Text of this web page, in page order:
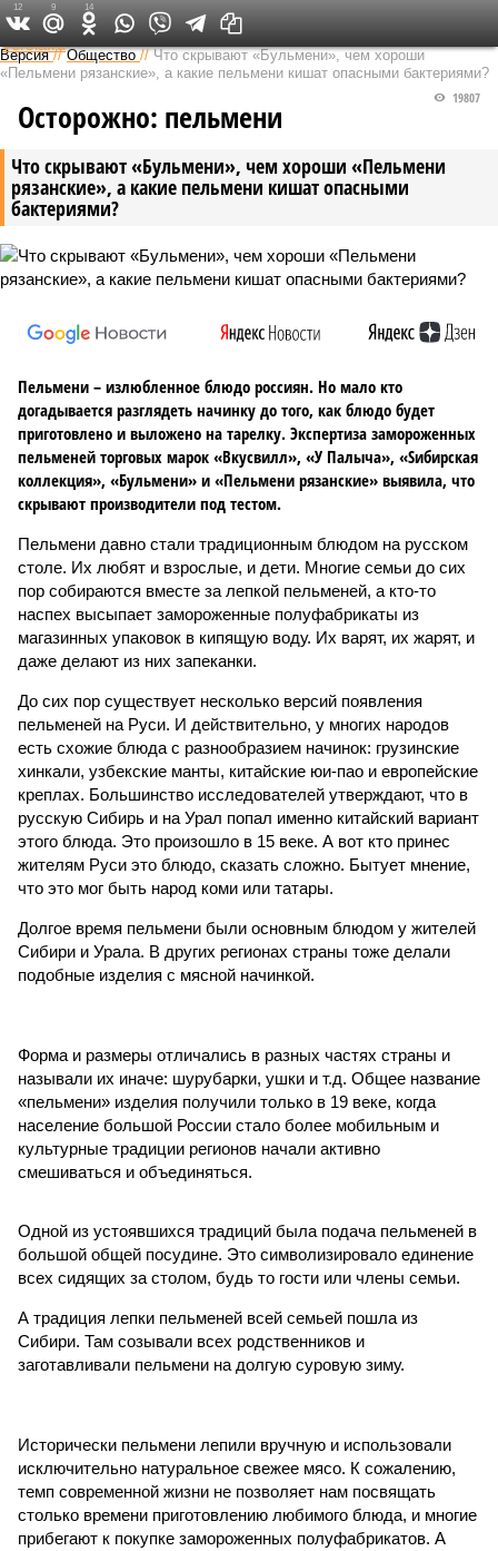
Федеральный выпуск
Версия //Общество //Что скрывают «Бульмени», чем хороши
«Пельмени рязанские», а какие пельмени кишат опасными бактериями?
Что скрывают «Бульмени», чем хороши «Пельмени
рязанские», а какие пельмени кишат опасными
бактериями?
19807
Осторожно: пельмени
Пельмени – излюбленное блюдо россиян. Но мало кто
догадывается разглядеть начинку до того, как блюдо будет
приготовлено и выложено на тарелку. Экспертиза замороженных
пельменей торговых марок «Вкусвилл», «У Палыча», «Sибирская
коллекция», «Бульмени» и «Пельмени рязанские» выявила, что
скрывают производители под тестом.
Пельмени давно стали традиционным блюдом на русском
столе. Их любят и взрослые, и дети. Многие семьи до сих
пор собираются вместе за лепкой пельменей, а кто-то
наспех высыпает замороженные полуфабрикаты из
магазинных упаковок в кипящую воду. Их варят, их жарят, и
даже делают из них запеканки.
До сих пор существует несколько версий появления
пельменей на Руси. И действительно, у многих народов
есть схожие блюда с разнообразием начинок: грузинские
хинкали, узбекские манты, китайские юи-пао и европейские
креплах. Большинство исследователей утверждают, что в
русскую Сибирь и на Урал попал именно китайский вариант
этого блюда. Это произошло в 15 веке. А вот кто принес
жителям Руси это блюдо, сказать сложно. Бытует мнение,
что это мог быть народ коми или татары.
Долгое время пельмени были основным блюдом у жителей
Сибири и Урала. В других регионах страны тоже делали
подобные изделия с мясной начинкой.
Форма и размеры отличались в разных частях страны и
называли их иначе: шурубарки, ушки и т.д. Общее название
«пельмени» изделия получили только в 19 веке, когда
население большой России стало более мобильным и
культурные традиции регионов начали активно
смешиваться и объединяться.
Одной из устоявшихся традиций была подача пельменей в
большой общей посудине. Это символизировало единение
всех сидящих за столом, будь то гости или члены семьи.
А традиция лепки пельменей всей семьей пошла из
Сибири. Там созывали всех родственников и
заготавливали пельмени на долгую суровую зиму.
Исторически пельмени лепили вручную и использовали
исключительно натуральное свежее мясо. К сожалению,
темп современной жизни не позволяет нам посвящать
столько времени приготовлению любимого блюда, и многие
прибегают к покупке замороженных полуфабрикатов. А
12 9 14